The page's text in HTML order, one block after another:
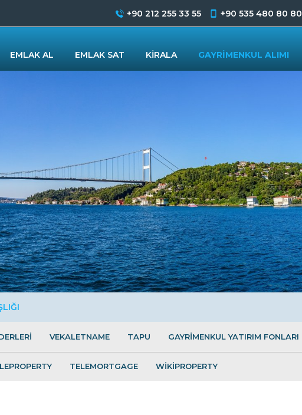
VEKALETNAME TAPU GAYRİMENKUL YATIRIM FONLARI
TELEMORTGAGE WİKİPROPERTY
+90 212 255 33 55 +90 535 480 80 80
EMLAK AL EMLAK SAT KİRALA GAYRİMENKUL ALIMI